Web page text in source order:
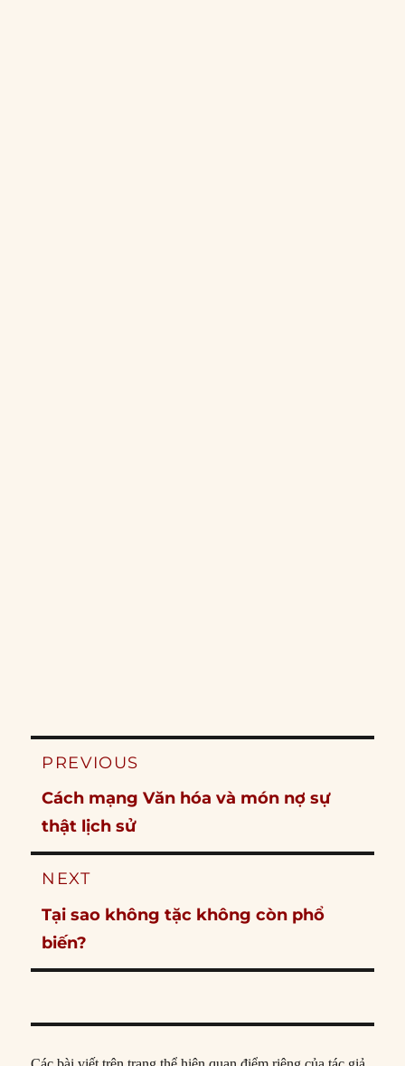
Post
PREVIOUS
Previous
post:
Cách mạng Văn hóa và món nợ sự
thật lịch sử
NEXT
Next
post:
Tại sao không tặc không còn phổ
biến?